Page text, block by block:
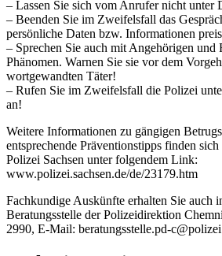
– Lassen Sie sich vom Anrufer nicht unter
– Beenden Sie im Zweifelsfall das
persönliche Daten bzw. Informationen
– Sprechen Sie auch mit Angehörigen und
Phänomen. Warnen Sie sie vor dem
wortgewandten Täter!
– Rufen Sie im Zweifelsfall die Polizei
an!
Weitere Informationen zu gängigen
entsprechende Präventionstipps finden
Polizei Sachsen unter folgendem Link:
www.polizei.sachsen.de/de/23179.htm
Fachkundige Auskünfte erhalten Sie auch
Beratungsstelle der Polizeidirektion
2990, E-Mail: beratungsstelle.pd-